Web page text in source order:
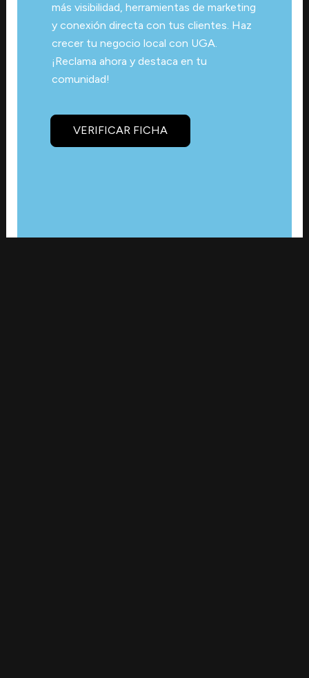
más visibilidad, herramientas de marketing
y conexión directa con tus clientes. Haz
crecer tu negocio local con UGA.
¡Reclama ahora y destaca en tu
comunidad!
VERIFICAR FICHA